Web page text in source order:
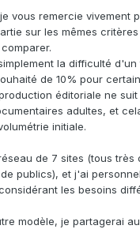
vous remercie vivement
sur les mêmes
la difficulté d'un
de 10% pour
éditoriale ne
adultes, et
initiale.
de 7 sites (tous très
publics), et j'ai
les besoins
modèle, je partagerai